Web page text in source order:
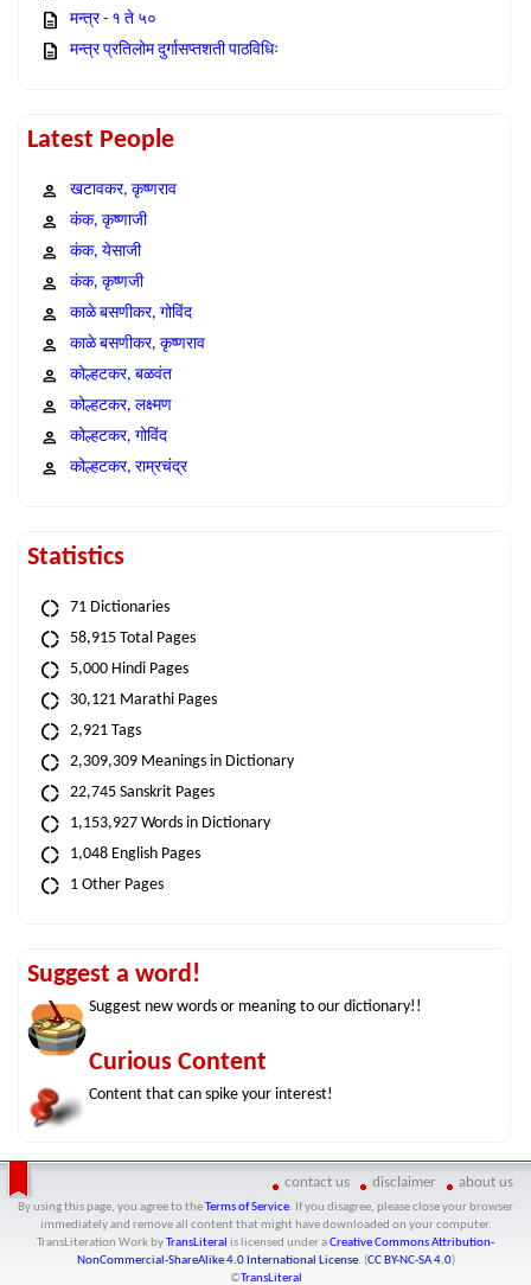
मन्त्र - १ ते ५०
मन्त्र प्रतिलोम दुर्गासप्तशती पाठविधिः
Latest People
खटावकर, कृष्णराव
कंक, कृष्णाजी
कंक, येसाजी
कंक, कृष्णजी
काळे बसणीकर, गोविंद
काळे बसणीकर, कृष्णराव
कोल्हटकर, बळवंत
कोल्हटकर, लक्ष्मण
कोल्हटकर, गोविंद
कोल्हटकर, राम्रचंद्र
Statistics
71 Dictionaries
58,915 Total Pages
5,000 Hindi Pages
30,121 Marathi Pages
2,921 Tags
2,309,309 Meanings in Dictionary
22,745 Sanskrit Pages
1,153,927 Words in Dictionary
1,048 English Pages
1 Other Pages
Suggest a word!
Suggest new words or meaning to our dictionary!!
Curious Content
Content that can spike your interest!
contact us disclaimer about us
By using this page, you agree to the Terms of Service. If you disagree, please close your browser
immediately and remove all content that might have downloaded on your computer.
TransLiteration Workby TransLiteral is licensed under aCreative Commons Attribution-
NonCommercial-ShareAlike 4.0 International License. (CC BY-NC-SA 4.0)
©TransLiteral